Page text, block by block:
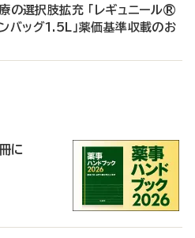
の選択肢拡充 「レギュニール®
ッグ1.5L」薬価基準収載のお
に